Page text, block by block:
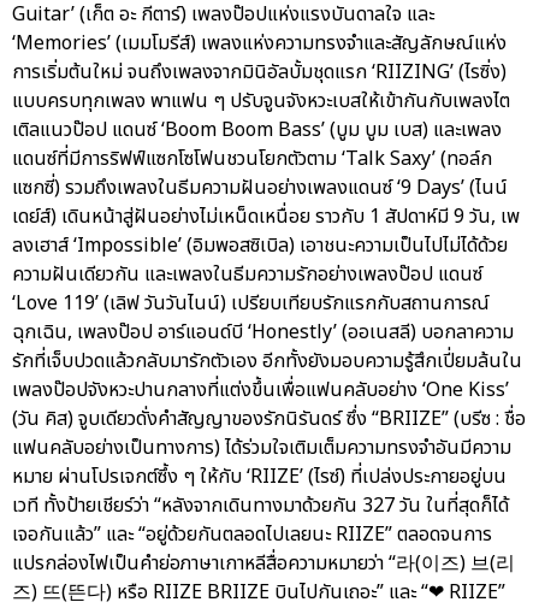
Guitar’ (เก็ต อะ กีตาร์) เพลงป๊อปแห่งแรงบันดาลใจ และ
‘Memories’ (เมมโมรีส์) เพลงแห่งความทรงจำและสัญลักษณ์แห่ง
การเริ่มต้นใหม่ จนถึงเพลงจากมินิอัลบั้มชุดแรก ‘RIIZING’ (ไรซิ่ง)
แบบครบทุกเพลง พาแฟน ๆ ปรับจูนจังหวะเบสให้เข้ากันกับเพลงไต
เติลแนวป๊อป แดนซ์ ‘Boom Boom Bass’ (บูม บูม เบส) และเพลง
แดนซ์ที่มีการริฟฟ์แซกโซโฟนชวนโยกตัวตาม ‘Talk Saxy’ (ทอล์ก
แซกซี่) รวมถึงเพลงในธีมความฝันอย่างเพลงแดนซ์ ‘9 Days’ (ไนน์
เดย์ส์) เดินหน้าสู่ฝันอย่างไม่เหน็ดเหนื่อย ราวกับ 1 สัปดาห์มี 9 วัน, เพ
ลงเฮาส์ ‘Impossible’ (อิมพอสซิเบิล) เอาชนะความเป็นไปไม่ได้ด้วย
ความฝันเดียวกัน และเพลงในธีมความรักอย่างเพลงป๊อป แดนซ์
‘Love 119’ (เลิฟ วันวันไนน์) เปรียบเทียบรักแรกกับสถานการณ์
ฉุกเฉิน, เพลงป๊อป อาร์แอนด์บี ‘Honestly’ (ออเนสลี) บอกลาความ
รักที่เจ็บปวดแล้วกลับมารักตัวเอง อีกทั้งยังมอบความรู้สึกเปี่ยมล้นใน
เพลงป๊อปจังหวะปานกลางที่แต่งขึ้นเพื่อแฟนคลับอย่าง ‘One Kiss’
(วัน คิส) จูบเดียวดั่งคำสัญญาของรักนิรันดร์ ซึ่ง “BRIIZE” (บรีซ : ชื่อ
แฟนคลับอย่างเป็นทางการ) ได้ร่วมใจเติมเต็มความทรงจำอันมีความ
หมาย ผ่านโปรเจกต์ซึ้ง ๆ ให้กับ ‘RIIZE’ (ไรซ์) ที่เปล่งประกายอยู่บน
เวที ทั้งป้ายเชียร์ว่า “หลังจากเดินทางมาด้วยกัน 327 วัน ในที่สุดก็ได้
เจอกันแล้ว” และ “อยู่ด้วยกันตลอดไปเลยนะ RIIZE” ตลอดจนการ
แปรกล่องไฟเป็นคำย่อภาษาเกาหลีสื่อความหมายว่า “라(이즈) 브(리
즈) 뜨(뜬다) หรือ RIIZE BRIIZE บินไปกันเถอะ” และ “❤ RIIZE”